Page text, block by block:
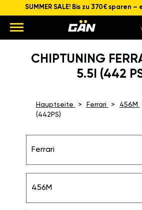
SUMMER SALE! Bis zu 370€ sparen
CHIPTUNING
5.5I (442
Hauptseite Ferrari 456M
(442PS)
Ferrari
456M